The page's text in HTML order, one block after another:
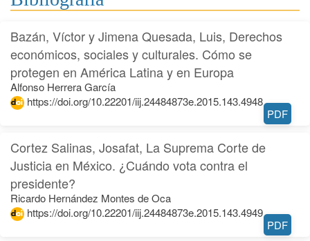
Bazán, Víctor y Jimena Quesada, Luis, Derechos
económicos, sociales y culturales. Cómo se
protegen en América Latina y en Europa
Alfonso Herrera García
https://doi.org/10.22201/iij.24484873e.2015.143.4948
PDF
Cortez Salinas, Josafat, La Suprema Corte de
Justicia en México. ¿Cuándo vota contra el
presidente?
Ricardo Hernández Montes de Oca
https://doi.org/10.22201/iij.24484873e.2015.143.4949
PDF